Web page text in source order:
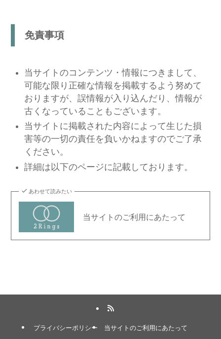
免責事項
当サイトのコンテンツ・情報につきまして、
可能な限り正確な情報を掲載するよう努めて
おりますが、誤情報が入り込んだり、情報が
古くなっていることもございます。
当サイトに掲載された内容によって生じた損
害等の一切の責任を負いかねますのでご了承
ください。
詳細は以下のページに記載しております。
あわせて読みたい
当サイトのご利用にあたって
プライバシーポリシー 当サイトのご利用にあたって